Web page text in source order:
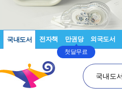
국내도서 전자책 만권당
첫달무료
외국도서
국내도